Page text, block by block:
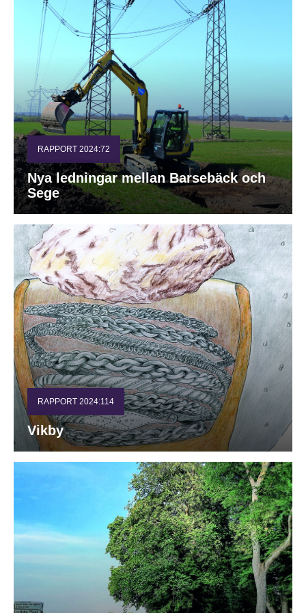
RAPPORT 2024:72
Nya ledningar mellan Barsebäck och
Sege
RAPPORT 2024:114
Vikby